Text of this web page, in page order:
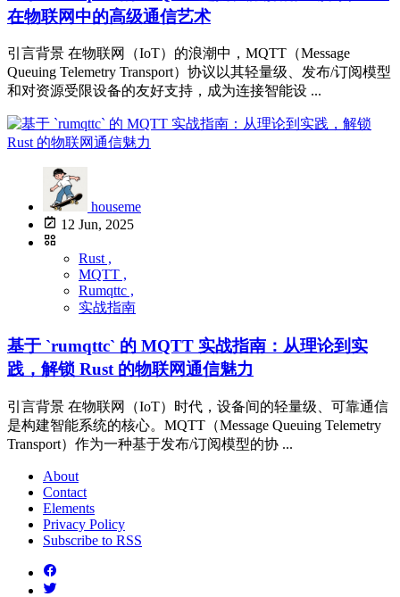
在物联网中的高级通信艺术
引言背景 在物联网（IoT）的浪潮中，MQTT（Message
Queuing Telemetry Transport）协议以其轻量级、发布/订阅模型
和对资源受限设备的友好支持，成为连接智能设 ...
houseme
12 Jun, 2025
Rust ,
MQTT ,
Rumqttc ,
实战指南
基于 `rumqttc` 的 MQTT 实战指南：从理论到实
践，解锁 Rust 的物联网通信魅力
引言背景 在物联网（IoT）时代，设备间的轻量级、可靠通信
是构建智能系统的核心。MQTT（Message Queuing Telemetry
Transport）作为一种基于发布/订阅模型的协 ...
About
Contact
Elements
Privacy Policy
Subscribe to RSS